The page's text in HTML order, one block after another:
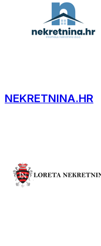
NEKRETNINA.HR